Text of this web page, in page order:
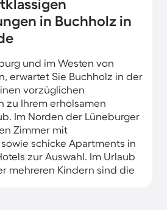
in Buchholz in
und im Westen von
erwartet Sie Buchholz in der
vorzüglichen
zu Ihrem erholsamen
Im Norden der Lüneburger
Zimmer mit
schicke Apartments in
zur Auswahl. Im Urlaub
mehreren Kindern sind die